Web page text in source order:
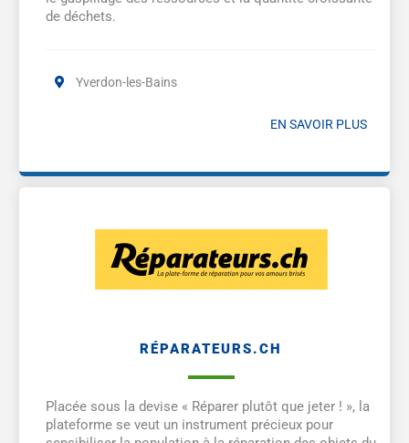
de déchets.
Yverdon-les-Bains
EN SAVOIR PLUS
RÉPARATEURS.CH
Placée sous la devise « Réparer plutôt que jeter ! », la
plateforme se veut un instrument précieux pour